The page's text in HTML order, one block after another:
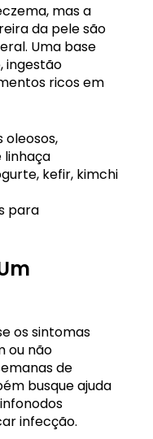
mas a
da pele são
Uma base
ingestão
ricos em
oleosos,
linhaça
kefir, kimchi
para
os sintomas
ou não
de
busque ajuda
infecção.